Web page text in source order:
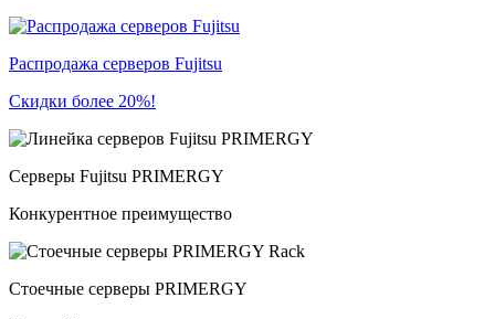
Распродажа серверов Fujitsu
Скидки более 20%!
Серверы Fujitsu PRIMERGY
Конкурентное преимущество
Стоечные серверы PRIMERGY